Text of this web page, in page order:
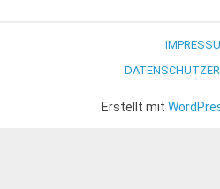
Erstellt mit